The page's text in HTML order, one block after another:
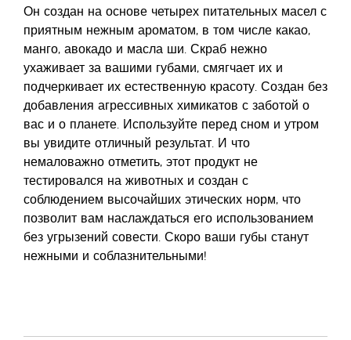
Он создан на основе четырех питательных масел с
приятным нежным ароматом, в том числе какао,
манго, авокадо и масла ши. Скраб нежно
ухаживает за вашими губами, смягчает их и
подчеркивает их естественную красоту. Создан без
добавления агрессивных химикатов с заботой о
вас и о планете. Используйте перед сном и утром
вы увидите отличный результат. И что
немаловажно отметить, этот продукт не
тестировался на животных и создан с
соблюдением высочайших этических норм, что
позволит вам наслаждаться его использованием
без угрызений совести. Скоро ваши губы станут
нежными и соблазнительными!